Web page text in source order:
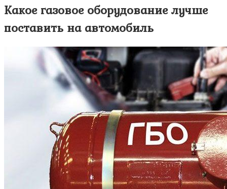
Какое газовое оборудование лучше
поставить на автомобиль